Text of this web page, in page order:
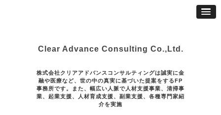
Clear Advance Consulting Co.,Ltd.
株式会社クリアアドバンスコンサルティングは誠実に金
融や医療など、世の中の真実に基づいた提案をするFP
事務所です。また、幅広い人脈で人材支援事業、清掃事
業、起業支援、人材育成支援、副業支援、各種専門家紹
介を実施